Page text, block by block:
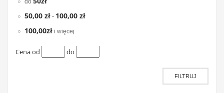
do
50,00 zł - 100,00 zł
100,00zł i więcej
Cena od do
FILTRUJ